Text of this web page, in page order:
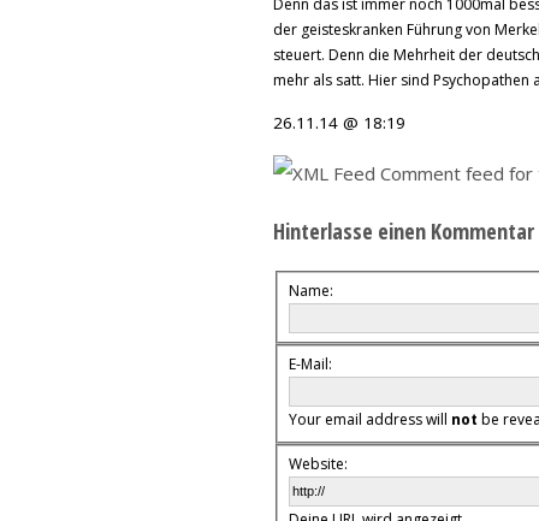
Denn das ist immer noch 1000mal
der geisteskranken Führung von
steuert. Denn die Mehrheit der
mehr als satt. Hier sind
26.11.14 @ 18:19
Comment feed
Hinterlasse einen Kommentar
Name:
E-Mail:
Your email address will not be
Website: